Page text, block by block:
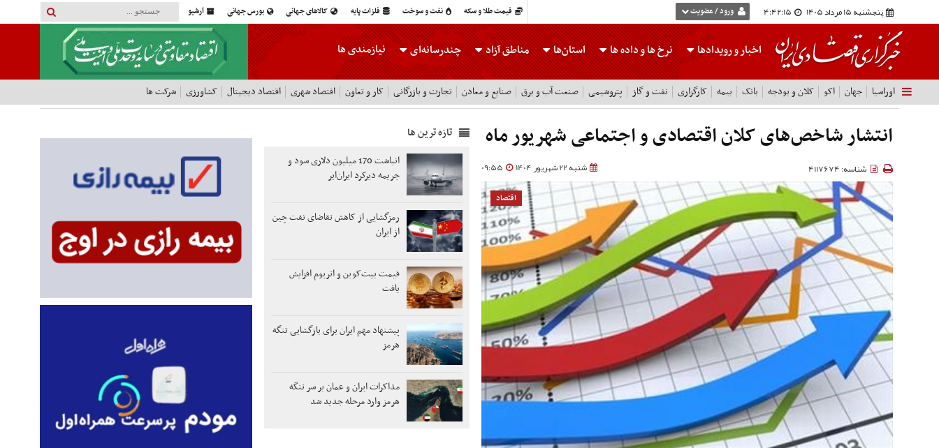
قیمت طلا و سکه نفت و سوخت فلزات پایه کالاهای جهانی بورس جهانی آرشیو پنجشنبه 15 مرداد 1405 4:42:16 ورود / عضویت
اخبار و رویدادها نرخ هاو داده ها استان‌ها مناطق آزاد چندرسانه‌ای نیازمندی ها
اوراسیا جهان اکو کلان و بودجه بانک بیمه کارگزاری نفت و گاز پتروشیمی صنعت آب و برق صنایع و معادن تجارت و بازرگانی کار و تعاون اقتصاد شهری اقتصاد دیجیتال کشاورزی شرکت ها
انتشار شاخص‌های کلان اقتصادی و اجتماعی شهریور ماه
شنبه 22 شهریور 1404 09:55 شناسه: 4117674
اقتصاد
تازه ترین ها
انباشت 170 میلیون دلاری سود و
جریمه دیرکرد ایران‌ایر
رمزگشایی از کاهش تقاضای نفت چین
از ایران
قیمت بیت‌کوین و اتریوم افزایش
یافت
پیشنهاد مهم ایران برای بازگشایی تنگه
هرمز
مذاکرات ایران و عمان بر سر تنگه
هرمز وارد مرحله جدید شد